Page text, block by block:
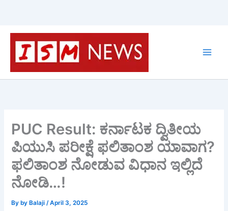
Skip
content
PUC Result: ಕರ್ನಾಟಕ ದ್ವಿತೀಯ
ಪಿಯುಸಿ ಪರೀಕ್ಷೆ ಫಲಿತಾಂಶ ಯಾವಾಗ?
ಫಲಿತಾಂಶ ನೋಡುವ ವಿಧಾನ ಇಲ್ಲಿದೆ
ನೋಡಿ…!
By by Balaji/April 3, 2025